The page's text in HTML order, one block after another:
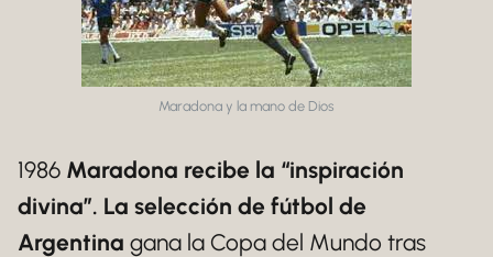
Maradona y la mano de Dios
1986 Maradona recibe la “inspiración
divina”. La selección de fútbol de
Argentina gana la Copa del Mundo tras